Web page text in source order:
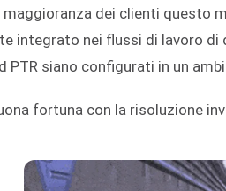
maggioranza dei clienti questo
integrato nei flussi di lavoro
PTR siano configurati in un
fortuna con la risoluzione